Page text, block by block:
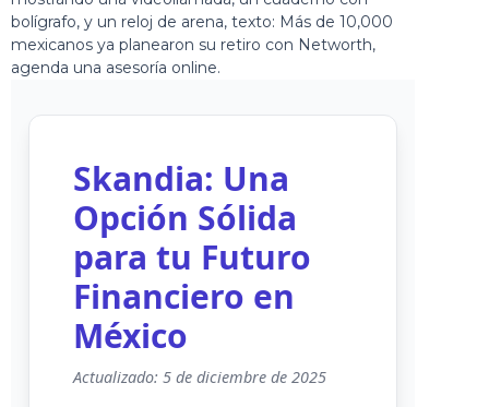
Skandia: Una
Opción Sólida
para tu Futuro
Financiero en
México
Actualizado: 5 de diciembre de 2025